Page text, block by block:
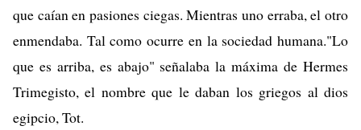
que caían en pasiones ciegas. Mientras uno erraba, el otro
enmendaba. Tal como ocurre en la sociedad humana."Lo
que es arriba, es abajo" señalaba la máxima de Hermes
Trimegisto, el nombre que le daban los griegos al dios
egipcio, Tot.